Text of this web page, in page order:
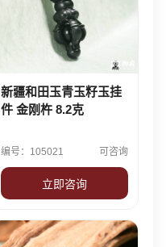
新疆和田玉青玉籽玉挂
件 金刚杵 8.2克
编号：105021 可咨询
立即咨询